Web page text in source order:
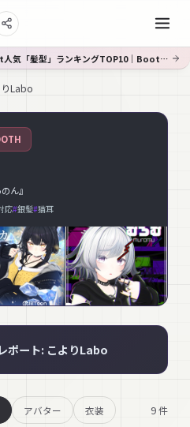
【2026年6月】VRChat人気「髪型」ランキングTOP10｜Booth傾向分析
Labo
ん』
応#銀髪#猫耳
ポート: こよりLabo
アバター 衣装 9件